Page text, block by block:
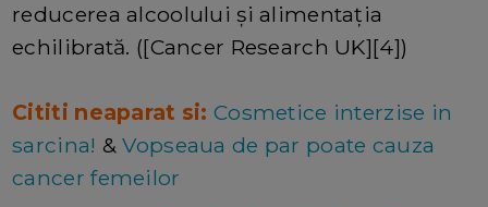
reducerea alcoolului și alimentația
echilibrată. ([Cancer Research UK][4])
Cititi neaparat si: Cosmetice interzise in
sarcina! &Vopseaua de par poate cauza
cancer femeilor